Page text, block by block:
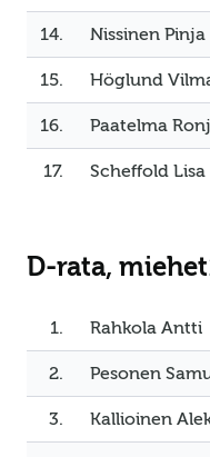
14. Nissinen Pinja
15. Höglund
16. Paatelma
17. Scheffold Lisa
D-rata, miehet
1. Rahkola Antti
2. Pesonen
3. Kallioinen